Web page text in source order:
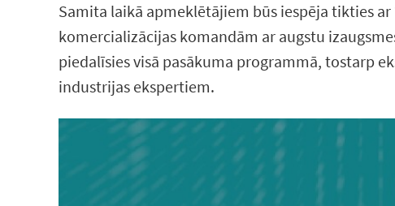
Samita laikā apmeklētājiem būs iespēja tikties
komercializācijas komandām ar augstu
piedalīsies visā pasākuma programmā, tostarp
industrijas ekspertiem.